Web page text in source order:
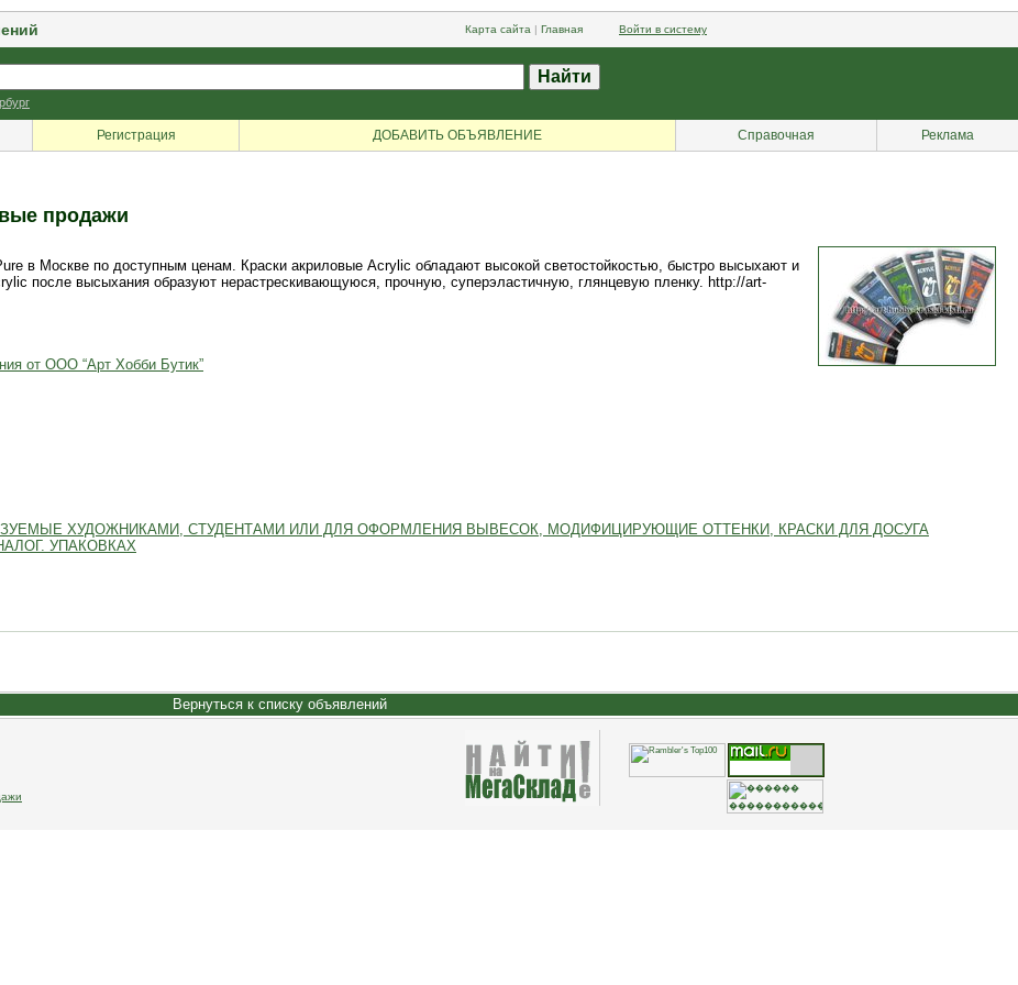
Карта сайта | Главная Войти в систему
Регистрация ДОБАВИТЬ ОБЪЯВЛЕНИЕ Справочная Реклама
продажи
в Москве по доступным ценам. Краски акриловые Acrylic обладают высокой светостойкостью, быстро высыхают и
после высыхания образуют нерастрескивающуюся, прочную, суперэластичную, глянцевую пленку. http://art-
от ООО “Арт Хобби Бутик”
ХУДОЖНИКАМИ, СТУДЕНТАМИ ИЛИ ДЛЯ ОФОРМЛЕНИЯ ВЫВЕСОК, МОДИФИЦИРУЮЩИЕ ОТТЕНКИ, КРАСКИ ДЛЯ ДОСУГА
УПАКОВКАХ
Вернуться к списку объявлений